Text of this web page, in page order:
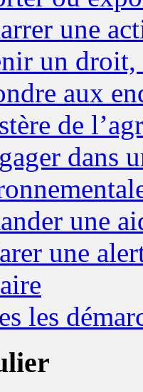
une
un droit,
aux
de
dans
une
une
les